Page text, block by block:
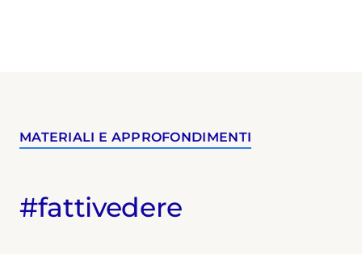
MATERIALI E APPROFONDIMENTI
#fattivedere